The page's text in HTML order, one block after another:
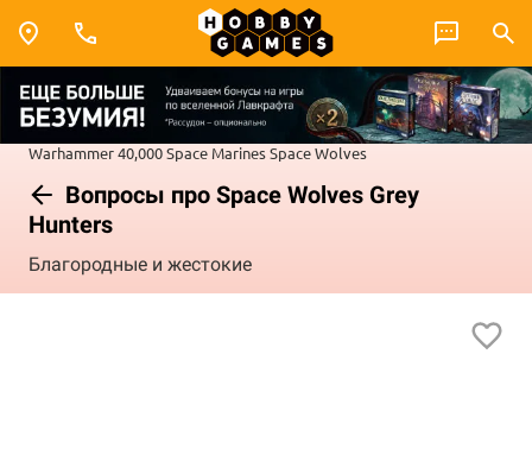
Warhammer 40,000Space MarinesSpace Wolves
Вопросы про Space Wolves Grey
Hunters
Благородные и жестокие